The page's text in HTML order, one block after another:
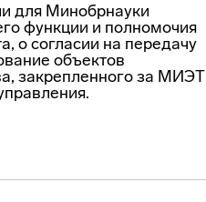
для Минобрнауки
функции и полномочия
о согласии на передачу
объектов
закрепленного за МИЭТ